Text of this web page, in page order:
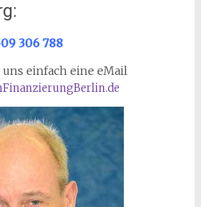
306 788
uns einfach eine eMail